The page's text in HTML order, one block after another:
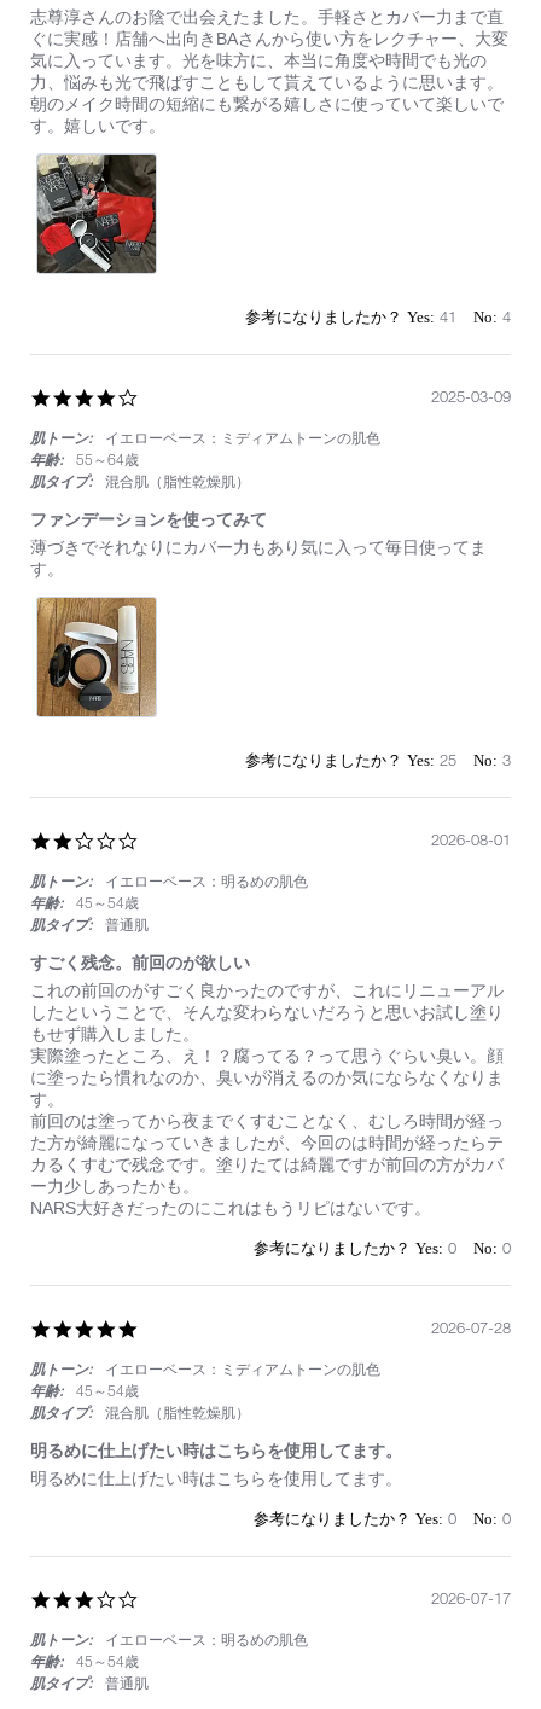
Review
by
on
13
Mar
2025
review
stating
光
を
味
方
に
☆
志尊淳さんのお陰で出会えたました。手軽さとカバー力まで直
ぐに実感！店舗へ出向きBAさんから使い方をレクチャー、大変
気に入っています。光を味方に、本当に角度や時間でも光の
力、悩みも光で飛ばすこともして貰えているように思います。
朝のメイク時間の短縮にも繋がる嬉しさに使っていて楽しいで
す。嬉しいです。
41 4
rating
肌トーン:
イエローベース：ミディアムトーンの肌色
年齢:
55～64歳
肌タイプ:
混合肌（脂性乾燥肌）
ファンデーションを使ってみて
Review
by
9
Mar
2025
review
stating
ァ
ン
デ
ー
シ
ョ
み
て
薄づきでそれなりにカバー力もあり気に入って毎日使ってま
す。
2025-03-09
25 3
rating
肌トーン:
イエローベース：明るめの肌色
年齢:
45～54歳
肌タイプ:
普通肌
すごく残念。前回のが欲しい
Review
by
on
1
Aug
2026
review
stating
す
ご
く
残
念。
前
回
の
が
欲
これの前回のがすごく良かったのですが、これにリニューアル
したということで、そんな変わらないだろうと思いお試し塗り
もせず購入しました。
実際塗ったところ、え！？腐ってる？って思うぐらい臭い。顔
に塗ったら慣れなのか、臭いが消えるのか気にならなくなりま
す。
前回のは塗ってから夜までくすむことなく、むしろ時間が経っ
た方が綺麗になっていきましたが、今回のは時間が経ったらテ
カるくすむで残念です。塗りたては綺麗ですが前回の方がカバ
ー力少しあったかも。
NARS大好きだったのにこれはもうリピはないです。
2026-08-01
0 0
rating
肌トーン:
イエローベース：ミディアムトーンの肌色
年齢:
45～54歳
肌タイプ:
混合肌（脂性乾燥肌）
明るめに仕上げたい時はこちらを使用してます。
Review
Jul
review
め
仕
げ
た
い
明るめに仕上げたい時はこちらを使用してます。
2026-07-28
0 0
rating
肌トーン:
イエローベース：明るめの肌色
年齢:
45～54歳
肌タイプ:
普通肌
2026-07-17